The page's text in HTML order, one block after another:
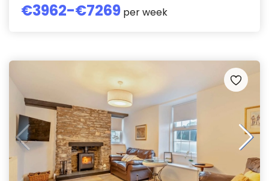
€3962-€7269 per week